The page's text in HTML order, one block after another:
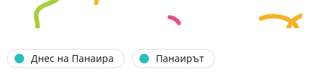
Днес на Панаира Панаирът